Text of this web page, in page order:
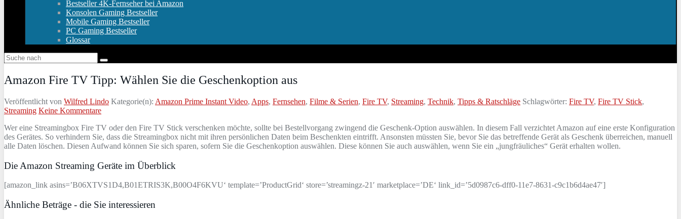
Bestseller 4K-Fernseher bei Amazon
Konsolen Gaming Bestseller
Mobile Gaming Bestseller
PC Gaming Bestseller
Glossar
Amazon Fire TV Tipp: Wählen Sie die Geschenkoption aus
Veröffentlicht von Wilfred Lindo Kategorie(n): Amazon Prime Instant Video, Apps, Fernsehen, Filme & Serien, Fire TV, Streaming, Technik, Tipps & Ratschläge Schlagwörter: Fire TV, Fire TV Stick,
Streaming Keine Kommentare
Wer eine Streamingbox Fire TV oder den Fire TV Stick verschenken möchte, sollte bei Bestellvorgang zwingend die Geschenk-Option auswählen. In diesem Fall verzichtet Amazon auf eine erste Konfiguration
des Gerätes. So verhindern Sie, dass die Streamingbox nicht mit ihren persönlichen Daten beim Beschenkten eintrifft. Ansonsten müssten Sie, bevor Sie das betreffende Gerät als Geschenk überreichen, manuell
alle Daten löschen. Diesen Aufwand können Sie sich sparen, sofern Sie die Geschenkoption auswählen. Diese können Sie auch auswählen, wenn Sie ein „jungfräuliches“ Gerät erhalten wollen.
Die Amazon Streaming Geräte im Überblick
[amazon_link asins=’B06XTVS1D4,B01ETRIS3K,B00O4F6KVU‘ template=’ProductGrid‘ store=’streamingz-21′ marketplace=’DE‘ link_id=’5d0987c6-dff0-11e7-8631-c9c1b6d4ae47′]
Ähnliche Beträge - die Sie interessieren